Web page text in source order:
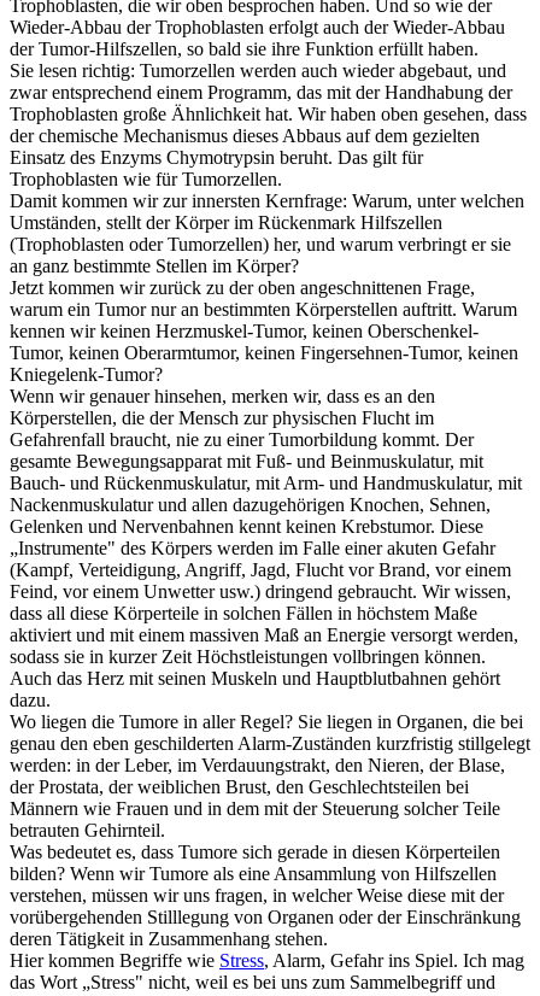
Trophoblasten, die wir oben besprochen haben. Und so wie der
Wieder-Abbau der Trophoblasten erfolgt auch der Wieder-Abbau
der Tumor-Hilfszellen, so bald sie ihre Funktion erfüllt haben.
Sie lesen richtig: Tumorzellen werden auch wieder abgebaut, und
zwar entsprechend einem Programm, das mit der Handhabung der
Trophoblasten große Ähnlichkeit hat. Wir haben oben gesehen, dass
der chemische Mechanismus dieses Abbaus auf dem gezielten
Einsatz des Enzyms Chymotrypsin beruht. Das gilt für
Trophoblasten wie für Tumorzellen.
Damit kommen wir zur innersten Kernfrage: Warum, unter welchen
Umständen, stellt der Körper im Rückenmark Hilfszellen
(Trophoblasten oder Tumorzellen) her, und warum verbringt er sie
an ganz bestimmte Stellen im Körper?
Jetzt kommen wir zurück zu der oben angeschnittenen Frage,
warum ein Tumor nur an bestimmten Körperstellen auftritt. Warum
kennen wir keinen Herzmuskel-Tumor, keinen Oberschenkel-
Tumor, keinen Oberarmtumor, keinen Fingersehnen-Tumor, keinen
Kniegelenk-Tumor?
Wenn wir genauer hinsehen, merken wir, dass es an den
Körperstellen, die der Mensch zur physischen Flucht im
Gefahrenfall braucht, nie zu einer Tumorbildung kommt. Der
gesamte Bewegungsapparat mit Fuß- und Beinmuskulatur, mit
Bauch- und Rückenmuskulatur, mit Arm- und Handmuskulatur, mit
Nackenmuskulatur und allen dazugehörigen Knochen, Sehnen,
Gelenken und Nervenbahnen kennt keinen Krebstumor. Diese
„Instrumente" des Körpers werden im Falle einer akuten Gefahr
(Kampf, Verteidigung, Angriff, Jagd, Flucht vor Brand, vor einem
Feind, vor einem Unwetter usw.) dringend gebraucht. Wir wissen,
dass all diese Körperteile in solchen Fällen in höchstem Maße
aktiviert und mit einem massiven Maß an Energie versorgt werden,
sodass sie in kurzer Zeit Höchstleistungen vollbringen können.
Auch das Herz mit seinen Muskeln und Hauptblutbahnen gehört
dazu.
Wo liegen die Tumore in aller Regel? Sie liegen in Organen, die bei
genau den eben geschilderten Alarm-Zuständen kurzfristig stillgelegt
werden: in der Leber, im Verdauungstrakt, den Nieren, der Blase,
der Prostata, der weiblichen Brust, den Geschlechtsteilen bei
Männern wie Frauen und in dem mit der Steuerung solcher Teile
betrauten Gehirnteil.
Was bedeutet es, dass Tumore sich gerade in diesen Körperteilen
bilden? Wenn wir Tumore als eine Ansammlung von Hilfszellen
verstehen, müssen wir uns fragen, in welcher Weise diese mit der
vorübergehenden Stilllegung von Organen oder der Einschränkung
deren Tätigkeit in Zusammenhang stehen.
Hier kommen Begriffe wie Stress, Alarm, Gefahr ins Spiel. Ich mag
das Wort „Stress" nicht, weil es bei uns zum Sammelbegriff und